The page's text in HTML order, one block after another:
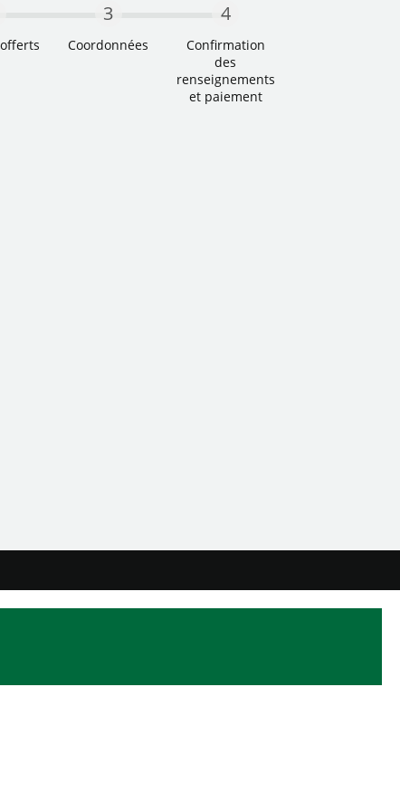
3
Coordonnées
Troisième étape
4
Confirmation
des
renseignements
et paiement